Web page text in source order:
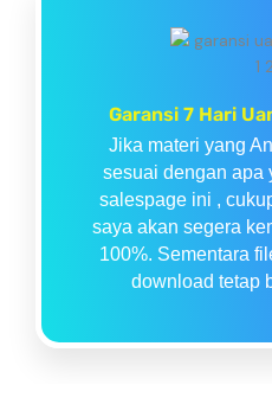
Garansi 7 Hari
Jika materi yang
sesuai dengan apa
salespage ini ,
saya akan segera
100%. Sementara
download tetap